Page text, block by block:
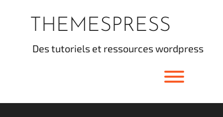
THEMESPRESS
des tutoriels et ressources wordpress